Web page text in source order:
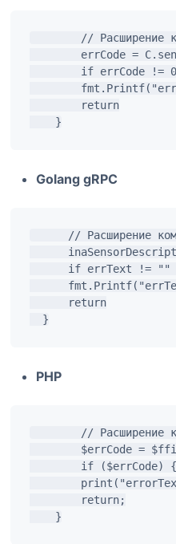
// Расширение
errCode =
if errCode !=
        return
Golang gRPC
// Расширение
if errText != ""
      return
PHP
// Расширение
$errCode =
        if ($errCode) {
        return;